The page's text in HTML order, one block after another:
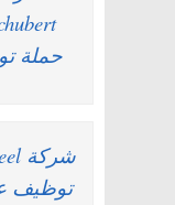
حملة
توظيف